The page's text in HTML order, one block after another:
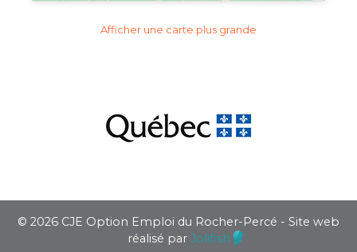
Afficher une carte plus grande
© 2026 CJE Option Emploi du Rocher-Percé - Site web
réalisé par Jolifish